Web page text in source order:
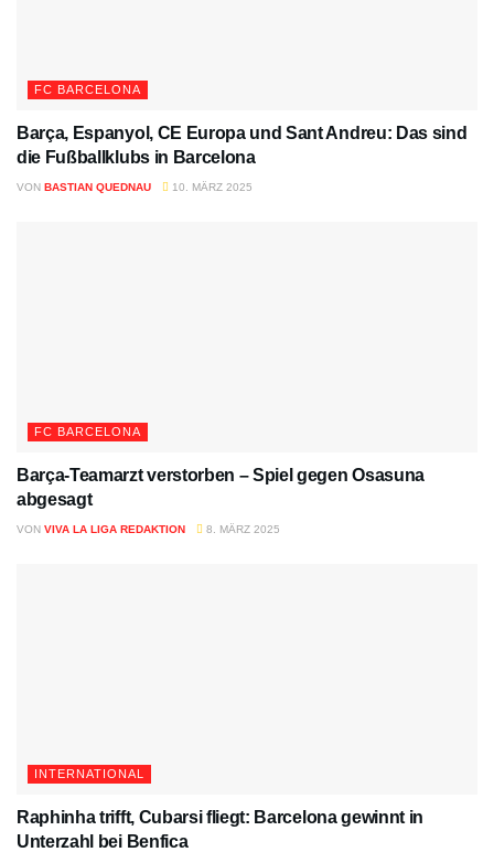
FC BARCELONA
Barça, Espanyol, CE Europa und Sant Andreu: Das sind
die Fußballklubs in Barcelona
VON BASTIAN QUEDNAU 10. MÄRZ 2025
FC BARCELONA
Barça-Teamarzt verstorben – Spiel gegen Osasuna
abgesagt
VON VIVA LA LIGA REDAKTION 8. MÄRZ 2025
INTERNATIONAL
Raphinha trifft, Cubarsi fliegt: Barcelona gewinnt in
Unterzahl bei Benfica